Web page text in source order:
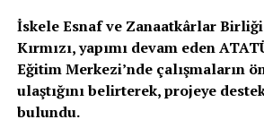
İskele Esnaf ve Zanaatkârlar Birliği
Kırmızı, yapımı devam eden
Eğitim Merkezi’nde çalışmaların
ulaştığını belirterek, projeye
bulundu.